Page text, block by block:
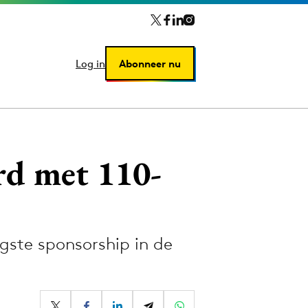
Log in Abonneer nu
Log in Abonneer nu
met 110-
sponsorship in de